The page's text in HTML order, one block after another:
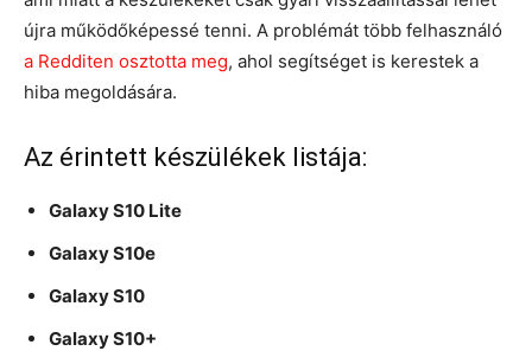
újra működőképessé tenni. A problémát több felhasználó
a Redditen osztotta meg, ahol segítséget is kerestek a
hiba megoldására.
Az érintett készülékek listája:
Galaxy S10 Lite
Galaxy S10e
Galaxy S10
Galaxy S10+